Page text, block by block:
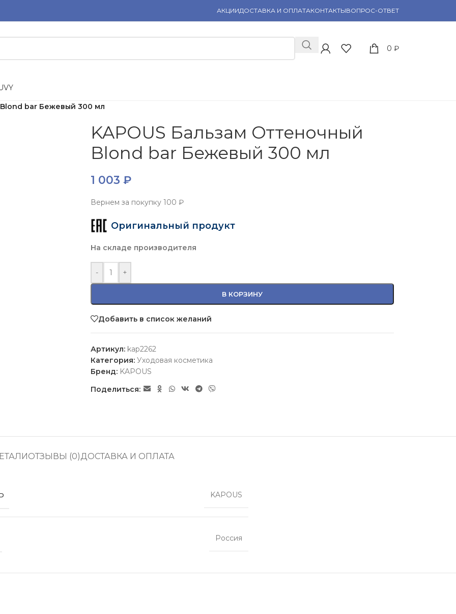
АКЦИИДОСТАВКА И ОПЛАТАКОНТАКТЫВОПРОС-ОТВЕТ
0 ₽
VY
Blond bar Бежевый 300 мл
KAPOUS Бальзам Оттеночный
Blond bar Бежевый 300 мл
1 003 ₽
Вернем за покупку100 ₽
Оригинальный продукт
На складе производителя
- +
В КОРЗИНУ
Добавить в список желаний
Артикул: kap2262
Категория: Уходовая косметика
Бренд: KAPOUS
Поделиться:
ОТЗЫВЫ (0)ДОСТАВКА И ОПЛАТА
KAPOUS
Россия